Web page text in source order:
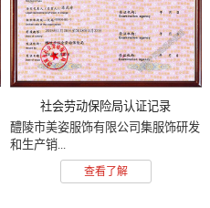
社会劳动保险局认证记录
醴陵市美姿服饰有限公司集服饰研发
和生产销...
查看了解